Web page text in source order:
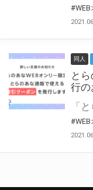
同人
と
行の